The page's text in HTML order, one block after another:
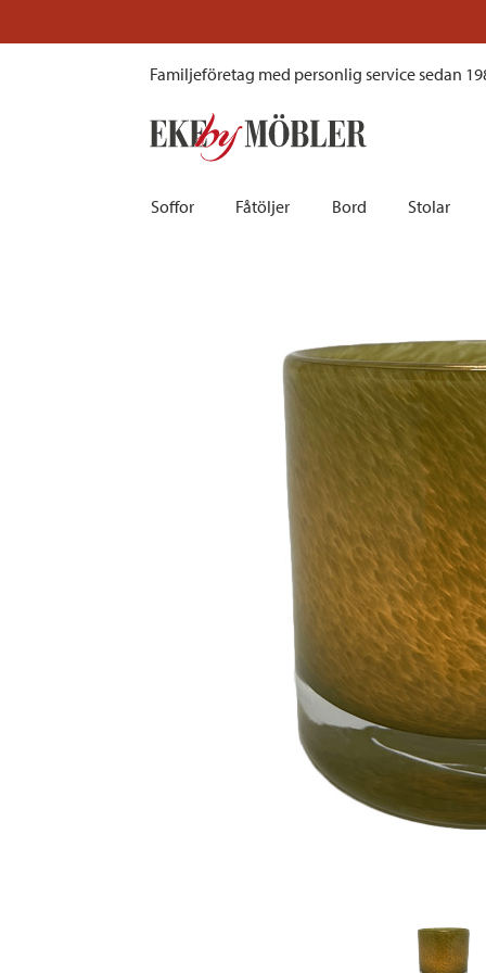
Familjeföretag med personlig service sedan
Soffor
Soffor 2-sits | 3-sits | 4-sits
Fåtöljer
Reclinerfåtöljer
Skinnfåtöljer
Tygfåtöljer
Tillbehör till fåtölj
Bord
Skrivbord
Småbord | Sidobord
Soffbord
Stolar
Stolsdynor
Trästolar
Tygstolar